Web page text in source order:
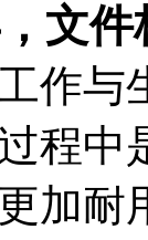
文
作与
程中
加耐